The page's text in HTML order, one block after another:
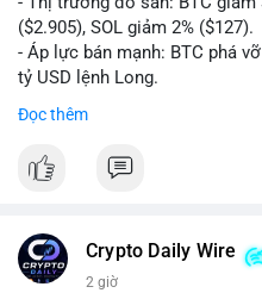
tích cực (BTC ETF, SKR) tạo
SPCX và SAGA vẫn cao.
"short" theo chiến lược cá nhân.
📊 Nguồn: Radar Tâm Lý Thị
($2.905), SOL giảm 2% ($127).
- Áp lực bán mạnh: BTC phá
tỷ USD lệnh Long.
- Tin tức quan trọng: Trump
cổ đông vào tháng 2.
- Định chế tài chính: Delaware
hiểm; Galaxy Digital lập quỹ
#binancesquare
Đọc thêm
Crypto Daily Wire
2 giờ